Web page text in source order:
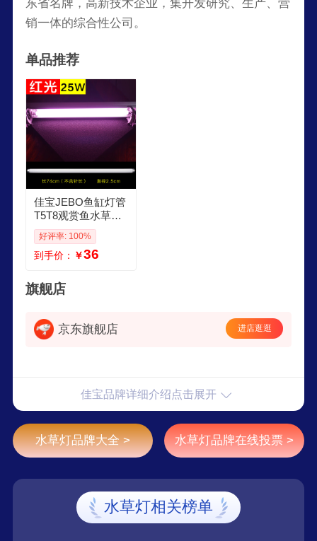
东省名牌，高新技术企业，集开发研究、生产、营
销一体的综合性公司。
单品推荐
佳宝JEBO鱼缸灯管
T5T8观赏鱼水草照
明水族箱鱼缸白色
蓝色红色灯管替换
灯 T8 25W粉红光长
好评率: 100%
到手价： ￥36
旗舰店
京东旗舰店 进店逛逛
佳宝品牌详细介绍点击展开
水草灯品牌大全 > 水草灯品牌在线投票 >
水草灯相关榜单